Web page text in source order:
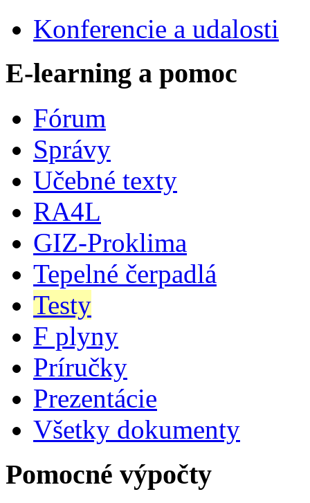
Konferencie a udalosti
E-learning a pomoc
Fórum
Správy
Učebné texty
RA4L
GIZ-Proklima
Tepelné čerpadlá
Testy
F plyny
Príručky
Prezentácie
Všetky dokumenty
Pomocné výpočty